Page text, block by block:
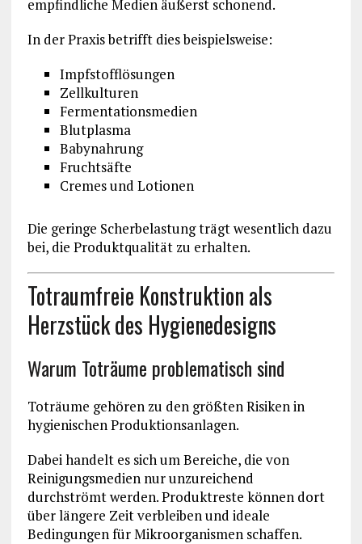
empfindliche Medien äußerst schonend.
In der Praxis betrifft dies beispielsweise:
Impfstofflösungen
Zellkulturen
Fermentationsmedien
Blutplasma
Babynahrung
Fruchtsäfte
Cremes und Lotionen
Die geringe Scherbelastung trägt wesentlich dazu
bei, die Produktqualität zu erhalten.
Totraumfreie Konstruktion als
Herzstück des Hygienedesigns
Warum Toträume problematisch sind
Toträume gehören zu den größten Risiken in
hygienischen Produktionsanlagen.
Dabei handelt es sich um Bereiche, die von
Reinigungsmedien nur unzureichend
durchströmt werden. Produktreste können dort
über längere Zeit verbleiben und ideale
Bedingungen für Mikroorganismen schaffen.